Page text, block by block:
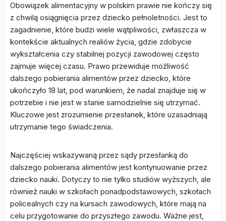
Obowiązek alimentacyjny w polskim prawie nie kończy się
z chwilą osiągnięcia przez dziecko pełnoletności. Jest to
zagadnienie, które budzi wiele wątpliwości, zwłaszcza w
kontekście aktualnych realiów życia, gdzie zdobycie
wykształcenia czy stabilnej pozycji zawodowej często
zajmuje więcej czasu. Prawo przewiduje możliwość
dalszego pobierania alimentów przez dziecko, które
ukończyło 18 lat, pod warunkiem, że nadal znajduje się w
potrzebie i nie jest w stanie samodzielnie się utrzymać.
Kluczowe jest zrozumienie przesłanek, które uzasadniają
utrzymanie tego świadczenia.
Najczęściej wskazywaną przez sądy przesłanką do
dalszego pobierania alimentów jest kontynuowanie przez
dziecko nauki. Dotyczy to nie tylko studiów wyższych, ale
również nauki w szkołach ponadpodstawowych, szkołach
policealnych czy na kursach zawodowych, które mają na
celu przygotowanie do przyszłego zawodu. Ważne jest,